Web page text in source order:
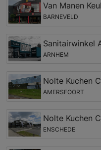
Van Manen
BARNEVELD
Sanitairwinkel
ARNHEM
Nolte Kuchen
AMERSFOORT
Nolte Kuchen
ENSCHEDE